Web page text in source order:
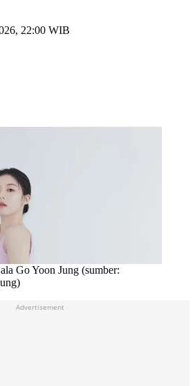
22:00 WIB
Go Yoon Jung (sumber:
Advertisement